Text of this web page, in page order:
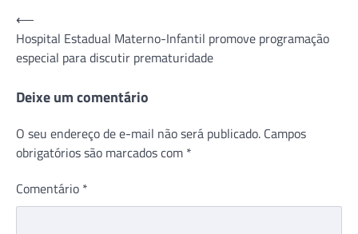
Navegação
de
Post
⟵
Hospital Estadual Materno-Infantil promove programação
especial para discutir prematuridade
Deixe um comentário
O seu endereço de e-mail não será publicado. Campos
obrigatórios são marcados com *
Comentário *